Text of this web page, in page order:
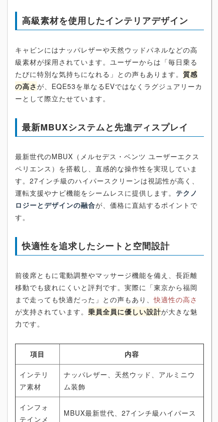
高級素材を使用したインテリアデザイン
キャビンにはナッパレザーや天然ウッドパネルなどの高
級素材が採用されています。ユーザーからは「毎日乗る
たびに特別な気持ちになれる」との声もあります。 質感
の高さが、EQE53を単なるEVではなくラグジュアリーカ
ーとして際立たせています。
最新MBUXシステムと先進ディスプレイ
最新世代のMBUX（メルセデス・ベンツ ユーザーエクス
ペリエンス）を搭載し、直感的な操作性を実現していま
す。27インチ級のハイパースクリーンは視認性が高く、
運転支援やナビ機能をシームレスに提供します。 テクノ
ロジーとデザインの融合が、価格に直結するポイントで
す。
快適性を追求したシートと空間設計
前後席ともに電動調整やマッサージ機能を備え、長距離
移動でも疲れにくいと評判です。実際に「東京から福岡
まで走っても快適だった」との声もあり、快適性の高さ
が支持されています。 乗員全員に優しい設計が大きな魅
力です。
項目 内容
インテリ
ア素材
ナッパレザー、天然ウッド、アルミニウ
ム装飾
インフォ
テインメ
MBUX最新世代、27インチ級ハイパース